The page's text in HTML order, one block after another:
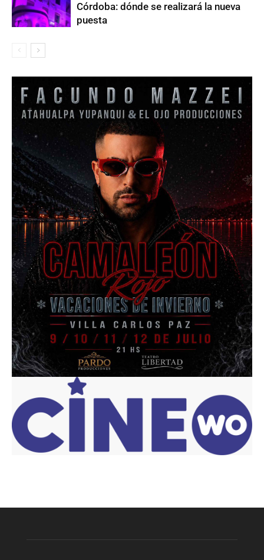
Córdoba: dónde se realizará la nueva
puesta